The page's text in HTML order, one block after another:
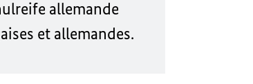
allemande
et allemandes.